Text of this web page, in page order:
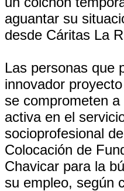
aguantar su
desde Cáritas La
Las personas que
innovador
se comprometen
activa en el
socioprofesional
Colocación de
Chavicar para la
su empleo, según